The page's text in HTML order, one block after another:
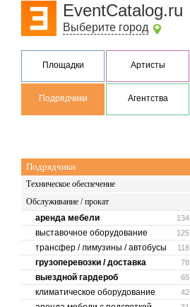
EventCatalog.ru
Выберите город
Площадки Артисты
Подрядчики Агентства
Подрядчики
Техническое обеспечение
Обслуживание / прокат
134
аренда мебели
125
выставочное оборудование
118
трансфер / лимузины / автобусы
78
грузоперевозки / доставка
65
выездной гардероб
42
климатическое оборудование